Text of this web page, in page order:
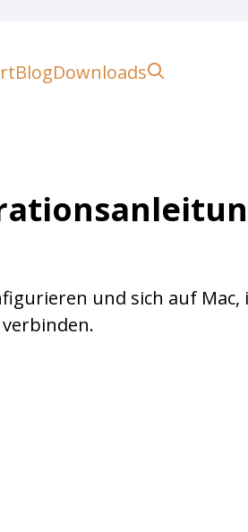
BlogDownloads
und sich auf Mac,
verbinden.